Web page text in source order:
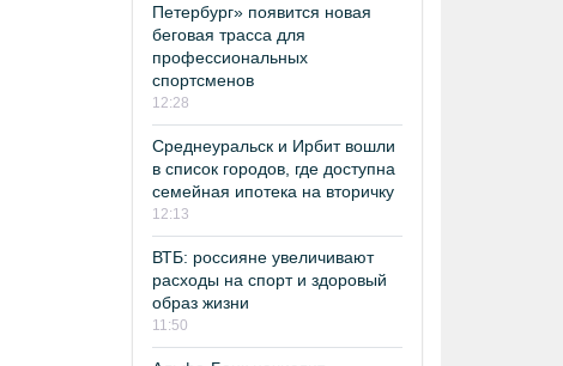
Петербург» появится новая
беговая трасса для
профессиональных
спортсменов
12:28
Среднеуральск и Ирбит вошли
в список городов, где доступна
семейная ипотека на вторичку
12:13
ВТБ: россияне увеличивают
расходы на спорт и здоровый
образ жизни
11:50